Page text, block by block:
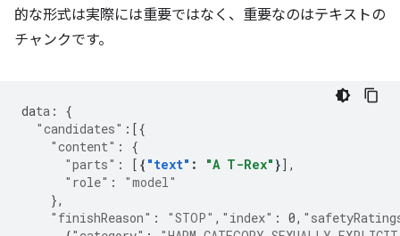
的な形式は実際には重要ではなく、重要なのはテキストの
チャンクです。
data :
{
"candidates" :[{
"content" :
{
"parts" : [ { "text" : "A T-Rex" }
"role" :
"model"
},
"finishReason" : "STOP" , "index" : 0,